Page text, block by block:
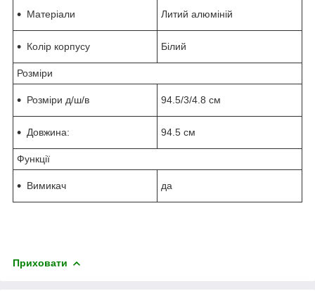
Матеріали Литий алюміній
Колір корпусу Білий
Розміри
Розміри д/ш/в 94.5/3/4.8 см
Довжина: 94.5 см
Функції
Вимикач да
Приховати